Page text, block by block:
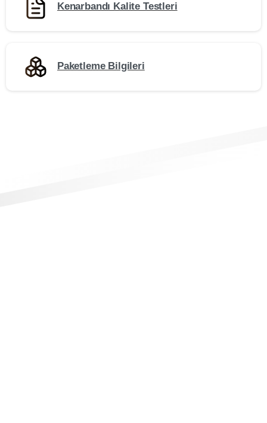
Kenarbandı Kalite Testleri
Paketleme Bilgileri